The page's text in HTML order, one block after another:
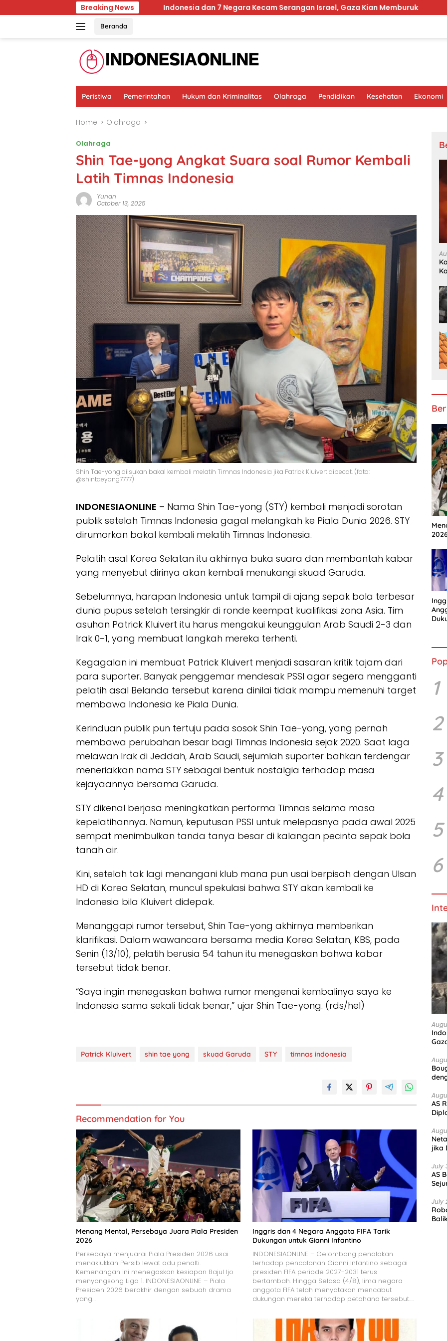
to
Breaking NewsIndonesia dan 7 Negara Kecam Serangan Israel, Gaza Kian Memburuk Prabowo
Beranda
Peristiwa Pemerintahan Hukum dan Kriminalitas Olahraga Pendidikan Kesehatan Ekonomi
Home Olahraga
Olahraga
Shin Tae-yong Angkat Suara soal Rumor Kembali
Latih Timnas Indonesia
Yunan
October 13, 2025
Shin Tae-yong diisukan bakal kembali melatih Timnas Indonesia jika Patrick Kluivert dipecat. (foto:
@shintaeyong7777)
INDONESIAONLINE – Nama Shin Tae-yong (STY) kembali menjadi sorotan
publik setelah Timnas Indonesia gagal melangkah ke Piala Dunia 2026. STY
dirumorkan bakal kembali melatih Timnas Indonesia.
Pelatih asal Korea Selatan itu akhirnya buka suara dan membantah kabar
yang menyebut dirinya akan kembali menukangi skuad Garuda.
Sebelumnya, harapan Indonesia untuk tampil di ajang sepak bola terbesar
dunia pupus setelah tersingkir di ronde keempat kualifikasi zona Asia. Tim
asuhan Patrick Kluivert itu harus mengakui keunggulan Arab Saudi 2-3 dan
Irak 0-1, yang membuat langkah mereka terhenti.
Kegagalan ini membuat Patrick Kluivert menjadi sasaran kritik tajam dari
para suporter. Banyak penggemar mendesak PSSI agar segera mengganti
pelatih asal Belanda tersebut karena dinilai tidak mampu memenuhi target
membawa Indonesia ke Piala Dunia.
Kerinduan publik pun tertuju pada sosok Shin Tae-yong, yang pernah
membawa perubahan besar bagi Timnas Indonesia sejak 2020. Saat laga
melawan Irak di Jeddah, Arab Saudi, sejumlah suporter bahkan terdengar
meneriakkan nama STY sebagai bentuk nostalgia terhadap masa
kejayaannya bersama Garuda.
STY dikenal berjasa meningkatkan performa Timnas selama masa
kepelatihannya. Namun, keputusan PSSI untuk melepasnya pada awal 2025
sempat menimbulkan tanda tanya besar di kalangan pecinta sepak bola
tanah air.
Kini, setelah tak lagi menangani klub mana pun usai berpisah dengan Ulsan
HD di Korea Selatan, muncul spekulasi bahwa STY akan kembali ke
Indonesia bila Kluivert didepak.
Menanggapi rumor tersebut, Shin Tae-yong akhirnya memberikan
klarifikasi. Dalam wawancara bersama media Korea Selatan, KBS, pada
Senin (13/10), pelatih berusia 54 tahun itu menegaskan bahwa kabar
tersebut tidak benar.
“Saya ingin menegaskan bahwa rumor mengenai kembalinya saya ke
Indonesia sama sekali tidak benar,” ujar Shin Tae-yong. (rds/hel)
Patrick Kluivert shin tae yong skuad Garuda STY timnas indonesia
Recommendation for You
Menang Mental, Persebaya Juara Piala Presiden
2026
Persebaya menjuarai Piala Presiden 2026 usai
menaklukkan Persib lewat adu penalti.
Kemenangan ini menegaskan kesiapan Bajul Ijo
menyongsong Liga 1. INDONESIAONLINE – Piala
Presiden 2026 berakhir dengan sebuah drama
yang…
Inggris dan 4 Negara Anggota FIFA Tarik
Dukungan untuk Gianni Infantino
INDONESIAONLINE – Gelombang penolakan
terhadap pencalonan Gianni Infantino sebagai
presiden FIFA periode 2027-2031 terus
bertambah. Hingga Selasa (4/8), lima negara
anggota FIFA telah menyatakan mencabut
dukungan mereka terhadap petahana tersebut….
1
2
3
4
5
6
AS
jika
July
AS
July